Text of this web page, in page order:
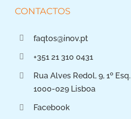
CONTACTOS
faqtos@inov.pt
+351 21 310 0431
Rua Alves Redol, 9, 1º Esq.
1000-029 Lisboa
Facebook